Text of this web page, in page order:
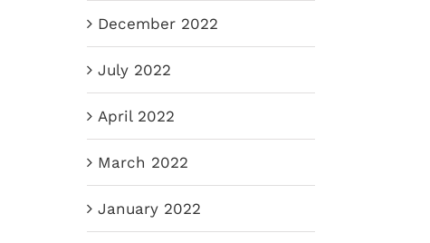
Офисный переезд
Обновление 16 марта
December 2022
July 2022
April 2022
March 2022
January 2022